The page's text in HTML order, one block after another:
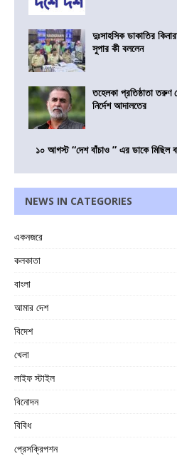
দুঃসাহসিক ডাকাতির
সুপার কী বললেন
তহেলকা প্রতিষ্ঠাতা তরুণ
নির্দেশ আদালতের
১০ আগস্ট “দেশ বাঁচাও ” এর ডাকে মিছিল
NEWS IN CATEGORIES
একনজরে
কলকাতা
বাংলা
আমার দেশ
বিদেশ
খেলা
লাইফ স্টাইল
বিনোদন
বিবিধ
প্রেসক্রিপশন